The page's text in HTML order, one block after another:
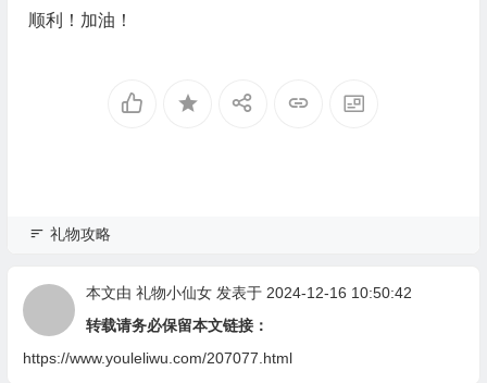
顺利！加油！
礼物攻略
本文由 礼物小仙女发表于 2024-12-16 10:50:42
转载请务必保留本文链接：
https://www.youleliwu.com/207077.html